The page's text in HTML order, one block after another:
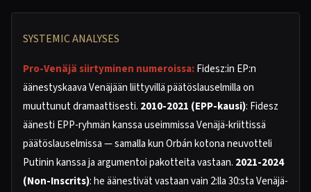
SYSTEMIC ANALYSES
Pro-Venäjä siirtyminen numeroissa:Fidesz:in EP:n
äänestyskaava Venäjään liittyvillä päätöslauselmilla on
muuttunut dramaattisesti. 2010-2021 (EPP-kausi): Fidesz
äänesti EPP-ryhmän kanssa useimmissa Venäjä-kriittissä
päätöslauselmissa — samalla kun Orbán kotona neuvotteli
Putinin kanssa ja argumentoi pakotteita vastaan. 2021-2024
(Non-Inscrits): he äänestivät vastaan vain 2:lla 30:sta Venäjä-